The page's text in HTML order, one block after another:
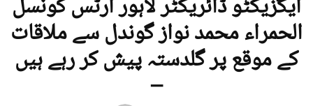
ایگزیکٹو ڈائریکٹر لاہور آرٹس کونسل
الحمراء محمد نواز گوندل سے ملاقات
کے موقع پر گلدستہ پیش کر رہے ہیں
–